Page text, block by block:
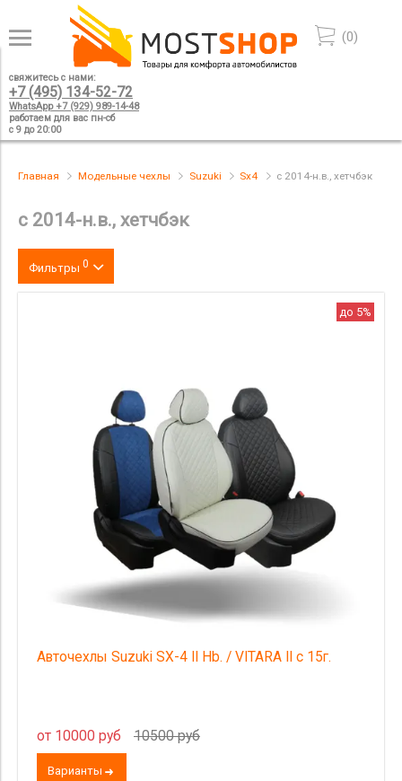
(0)
свяжитесь с нами:
+7 (495) 134-52-72
WhatsApp +7 (929) 989-14-48
работаем для вас пн-сб
с 9 до 20:00
Главная Модельные чехлы Suzuki Sx4 c 2014-н.в., хетчбэк
c 2014-н.в., хетчбэк
Фильтры 0
Категория Avito
Страна происхождения
до 5%
Авточехлы Suzuki SX-4 II Hb. / VITARA II с 15г.
от 10000 руб 10500 руб
Варианты